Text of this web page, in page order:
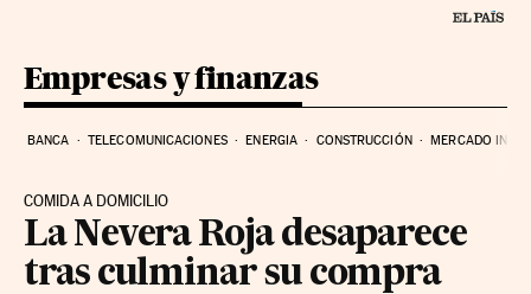
Empresas y finanzas
BANCA TELECOMUNICACIONES ENERGIA CONSTRUCCIÓN MERCADO
COMIDA A DOMICILIO
La Nevera Roja desaparece
tras culminar su compra